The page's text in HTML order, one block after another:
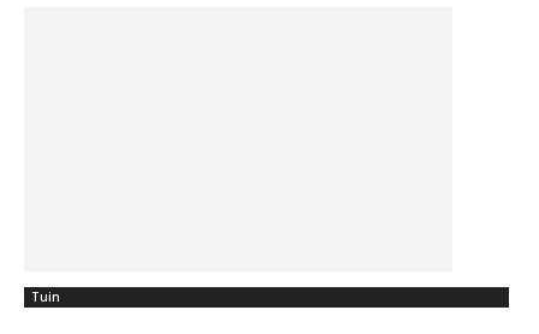
Tuin